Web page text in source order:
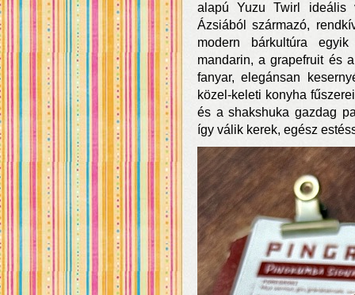
alapú Yuzu Twirl ideális
Ázsiából származó,
modern bárkultúra
mandarin, a grapefruit és
fanyar, elegánsan
közel-keleti konyha
és a shakshuka gazdag
így válik kerek, egész